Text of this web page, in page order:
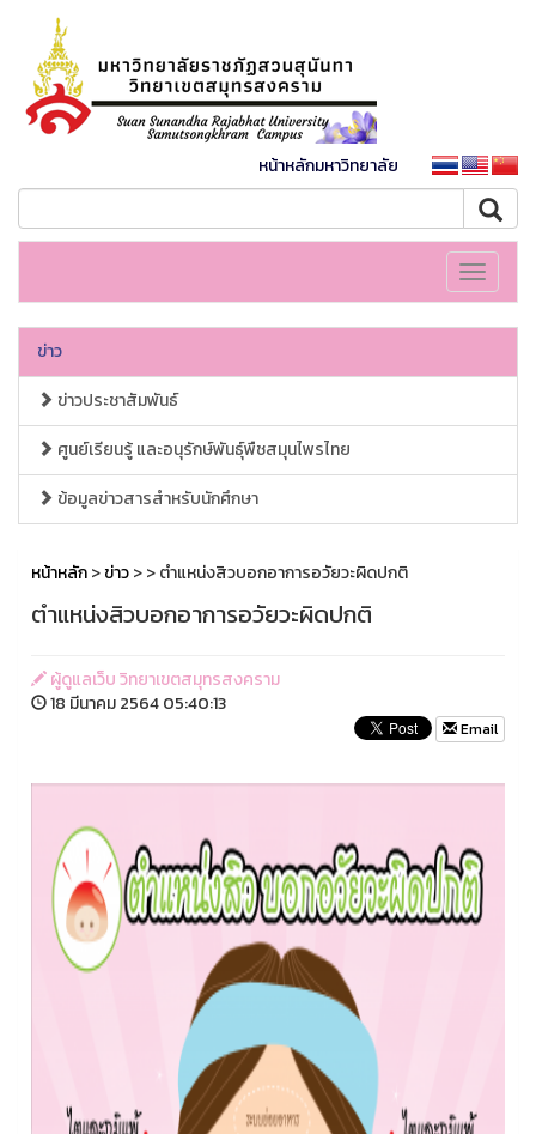
หน้าหลักมหาวิทยาลัย
Toggle
ข่าว
ข่าวประชาสัมพันธ์
ศูนย์เรียนรู้ และอนุรักษ์พันธุ์พืชสมุนไพรไทย
ข้อมูลข่าวสารสำหรับนักศึกษา
หน้าหลัก>ข่าว>> ตำแหน่งสิวบอกอาการอวัยวะผิดปกติ
ตำแหน่งสิวบอกอาการอวัยวะผิดปกติ
ผู้ดูแลเว็บ วิทยาเขตสมุทรสงคราม
18 มีนาคม 2564 05:40:13
Email